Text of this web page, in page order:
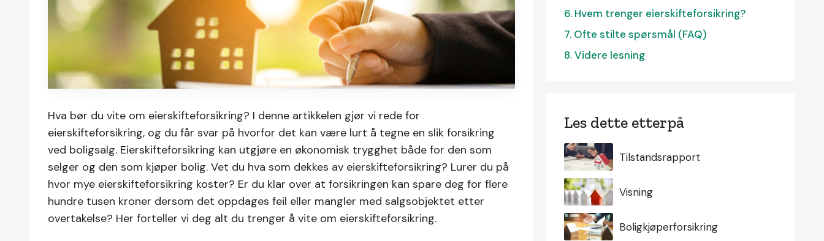
Hva bør du vite om eierskifteforsikring? I denne artikkelen gjør vi rede for
eierskifteforsikring, og du får svar på hvorfor det kan være lurt å tegne en slik forsikring
ved boligsalg. Eierskifteforsikring kan utgjøre en økonomisk trygghet både for den som
selger og den som kjøper bolig. Vet du hva som dekkes av eierskifteforsikring? Lurer du på
hvor mye eierskifteforsikring koster? Er du klar over at forsikringen kan spare deg for flere
hundre tusen kroner dersom det oppdages feil eller mangler med salgsobjektet etter
overtakelse? Her forteller vi deg alt du trenger å vite om eierskifteforsikring.
6. Hvem trenger eierskifteforsikring?
7. Ofte stilte spørsmål (FAQ)
8. Videre lesning
Les dette etterpå
Tilstandsrapport
Visning
Boligkjøperforsikring